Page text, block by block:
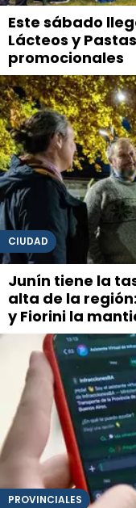
Este sábado
Lácteos y
promocionales
CIUDAD
Junín tiene la
alta de la
y Fiorini la
PROVINCIALES